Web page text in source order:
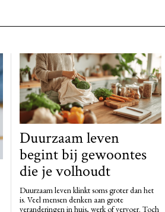
Duurzaam leven
begint bij gewoontes
die je volhoudt
Duurzaam leven klinkt soms groter dan het
is. Veel mensen denken aan grote
veranderingen in huis, werk of vervoer. Toch